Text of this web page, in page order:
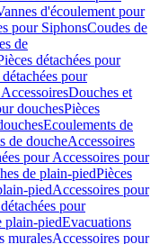
d'écoulement pour
pour SiphonsCoudes de
de
détachées pour
pour
Douches et
douchesPièces
Ecoulements de
de doucheAccessoires
pour Accessoires pour
de plain-piedPièces
piedAccessoires pour
pour
plain-piedEvacuations
muralesAccessoires pour